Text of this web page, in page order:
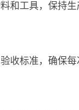
和工具，保持生
收标准，确保每